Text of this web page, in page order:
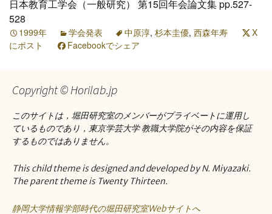
日本教育工学会（一般研究） 第15回年会論文集 pp.527-
528
1999年 学会発表 中原淳, 杉本圭優, 西森年寿
X
にポスト
Facebookでシェア
Copyright © Horilab.jp
このサイトは，堀田研究室のメンバーがプライベートに運用し
ているものであり，東京学芸大学 教職大学院がその内容を保証
するものではありません。
This child theme is designed and developed by N. Miyazaki.
The parent theme is Twenty Thirteen.
静岡大学情報学部時代の堀田研究室Webサイトへ